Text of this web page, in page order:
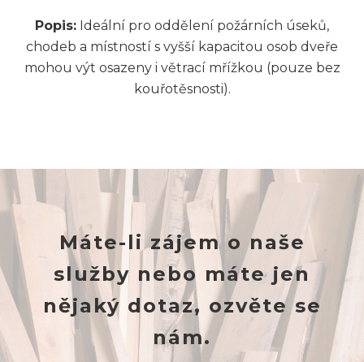
Popis: Ideální pro oddělení požárních úseků,
chodeb a místností s vyšší kapacitou osob dveře
mohou výt osazeny i větrací mřížkou (pouze bez
kouřotěsnosti).
Máte-li zájem o naše
služby nebo máte jen
nějaký dotaz, ozvěte se
nám.